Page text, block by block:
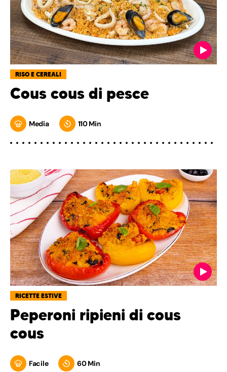
RISO E CEREALI
Cous cous di pesce
Media 110 Min
RICETTE ESTIVE
Peperoni ripieni di cous
cous
Facile 60 Min